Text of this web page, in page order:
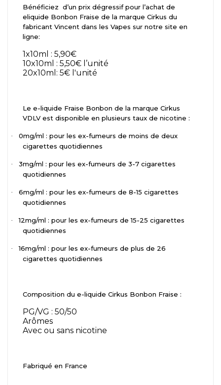
Bénéficiez d’un prix dégressif pour l’achat de
eliquide Bonbon Fraise de la marque Cirkus du
fabricant Vincent dans les Vapes sur notre site en
ligne:
1x10ml : 5,90€
10x10ml : 5,50€ l’unité
20x10ml: 5€ l'unité
Le e-liquide Fraise Bonbon de la marque Cirkus
VDLV est disponible en plusieurs taux de nicotine :
·
0mg/ml : pour les ex-fumeurs de moins de deux
cigarettes quotidiennes
·
3mg/ml : pour les ex-fumeurs de 3-7 cigarettes
quotidiennes
·
6mg/ml : pour les ex-fumeurs de 8-15 cigarettes
quotidiennes
·
12mg/ml : pour les ex-fumeurs de 15-25 cigarettes
quotidiennes
·
16mg/ml : pour les ex-fumeurs de plus de 26
cigarettes quotidiennes
Composition du e-liquide Cirkus Bonbon Fraise :
PG/VG : 50/50
Arômes
Avec ou sans nicotine
Fabriqué en France